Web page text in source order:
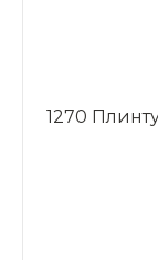
1270